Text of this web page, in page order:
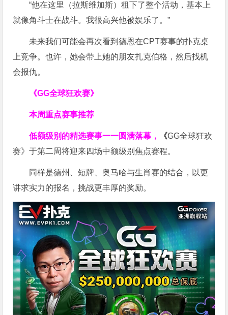
“他在这里（拉斯维加斯）租下了整个活动，基本上
就像角斗士在战斗。我很高兴他被娱乐了。”
未来我们可能会再次看到德恩在CPT赛事的扑克桌
上竞争。也许，她会带上她的朋友扎克伯格，然后找机
会报仇。
《GG全球狂欢赛》
本周重点赛事推荐
低额级别的精选赛事一一圆满落幕， 《GG全球狂欢
赛》于第二周将迎来四场中额级别焦点赛程。
同样是德州、短牌、奥马哈与生肖赛的结合，以更
讲求实力的报名，挑战更丰厚的奖励。